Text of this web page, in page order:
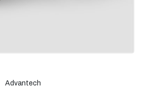
Advantech